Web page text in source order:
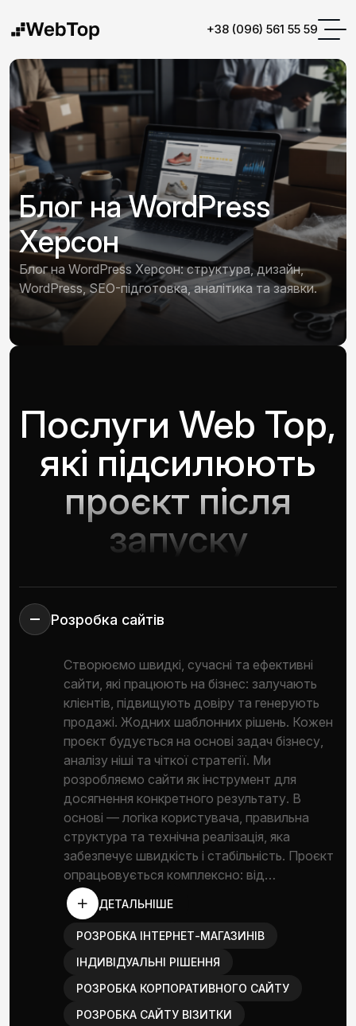
+38 (096) 561 55 59
Блог на WordPress
Херсон
Блог на WordPress Херсон: структура, дизайн,
WordPress, SEO-підготовка, аналітика та заявки.
Послуги Web Top,
які підсилюють
проєкт після
запуску
Розробка сайтів
Створюємо швидкі, сучасні та ефективні
сайти, які працюють на бізнес: залучають
клієнтів, підвищують довіру та генерують
продажі. Жодних шаблонних рішень. Кожен
проєкт будується на основі задач бізнесу,
аналізу ніші та чіткої стратегії. Ми
розробляємо сайти як інструмент для
досягнення конкретного результату. В
основі — логіка користувача, правильна
структура та технічна реалізація, яка
забезпечує швидкість і стабільність. Проєкт
опрацьовується комплексно: від…
ДЕТАЛЬНІШЕ
РОЗРОБКА ІНТЕРНЕТ-МАГАЗИНІВ
ІНДИВІДУАЛЬНІ РІШЕННЯ
РОЗРОБКА КОРПОРАТИВНОГО САЙТУ
РОЗРОБКА САЙТУ ВІЗИТКИ